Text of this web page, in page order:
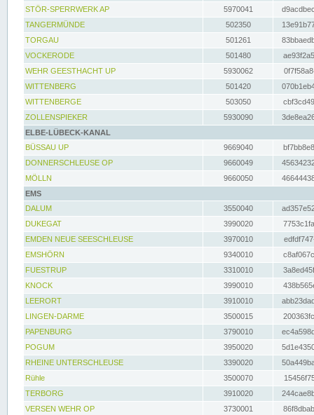
STÖR-SPERRWERK AP 5970041
TANGERMÜNDE
502350
TORGAU
501261
VOCKERODE
501480
WEHR GEESTHACHT UP
5930062
WITTENBERG
501420
WITTENBERGE
503050
ZOLLENSPIEKER
5930090
ELBE-LÜBECK-KANAL
BÜSSAU UP
9669040
DONNERSCHLEUSE OP
9660049
MÖLLN
9660050
EMS
DALUM
3550040
DUKEGAT
3990020
EMDEN NEUE SEESCHLEUSE
3970010
EMSHÖRN
9340010
FUESTRUP
3310010
KNOCK
3990010
LEERORT
3910010
LINGEN-DARME
3500015
PAPENBURG
3790010
POGUM
3950020
RHEINE UNTERSCHLEUSE
3390020
Rühle
3500070
TERBORG
3910020
VERSEN WEHR OP
3730001